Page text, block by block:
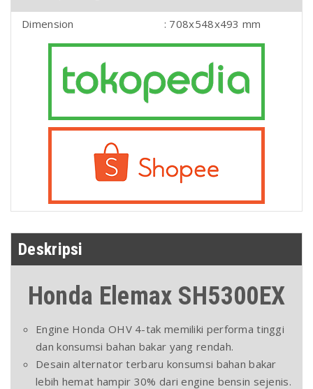
Dimension : 708x548x493 mm
Deskripsi
Honda Elemax SH5300EX
Engine Honda OHV 4-tak memiliki performa tinggi
dan konsumsi bahan bakar yang rendah.
Desain alternator terbaru konsumsi bahan bakar
lebih hemat hampir 30% dari engine bensin sejenis.